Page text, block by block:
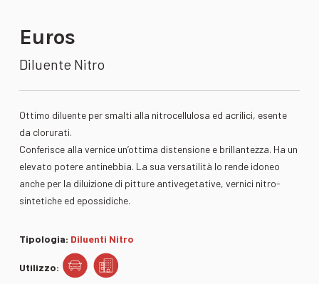
Euros
Diluente Nitro
Ottimo diluente per smalti alla nitrocellulosa ed acrilici, esente
da clorurati.
Conferisce alla vernice un’ottima distensione e brillantezza. Ha un
elevato potere antinebbia. La sua versatilità lo rende idoneo
anche per la diluizione di pitture antivegetative, vernici nitro-
sintetiche ed epossidiche.
Tipologia: Diluenti Nitro
Utilizzo: